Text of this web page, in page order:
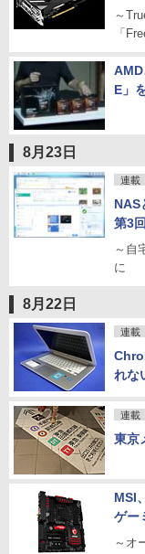
～
「
E」
8月23日
連載
NAS
第3回
～自
に
8月22日
連載
れな
連載
東京
MSI
ゲー
～オ